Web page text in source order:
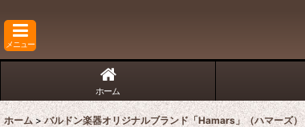
メニュー
ホーム
ホーム > バルドン楽器オリジナルブランド「Hamars」（ハマーズ）